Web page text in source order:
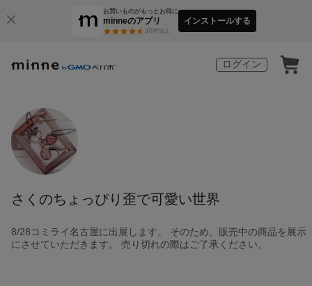
お買いものがもっとお得に
minneのアプリ
3万件以上
インストールする
ログイン
さくのちょっぴり歪で可愛い世界
8/28コミライ名古屋に出展します。 そのため、販売中の商品を展示
にさせていただきます。 売り切れの際はご了承ください。